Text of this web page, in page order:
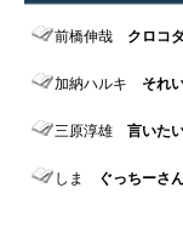
前橋伸哉 クロコ
加納ハルキ それい
三原淳雄 言いた
しま ぐっちーさん